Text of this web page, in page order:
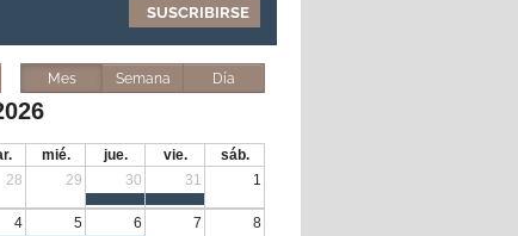
Mes Semana Día
mié. jue. vie.
sáb.
28 29 30 31 1
4 5 6 7 8